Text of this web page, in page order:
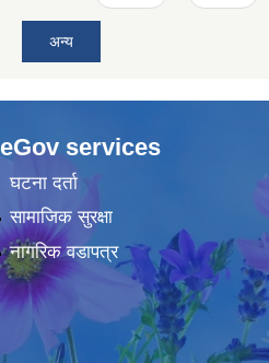
अन्य
eGov services
घटना दर्ता
सामाजिक सुरक्षा
नागरिक वडापत्र